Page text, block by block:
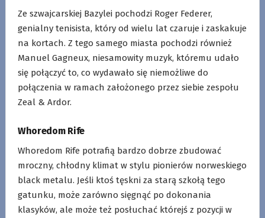
Ze szwajcarskiej Bazylei pochodzi Roger Federer,
genialny tenisista, który od wielu lat czaruje i zaskakuje
na kortach. Z tego samego miasta pochodzi również
Manuel Gagneux, niesamowity muzyk, któremu udało
się połączyć to, co wydawało się niemożliwe do
połączenia w ramach założonego przez siebie zespołu
Zeal & Ardor.
Whoredom Rife
Whoredom Rife potrafią bardzo dobrze zbudować
mroczny, chłodny klimat w stylu pionierów norweskiego
black metalu. Jeśli ktoś tęskni za starą szkołą tego
gatunku, może zarówno sięgnąć po dokonania
klasyków, ale może też posłuchać którejś z pozycji w